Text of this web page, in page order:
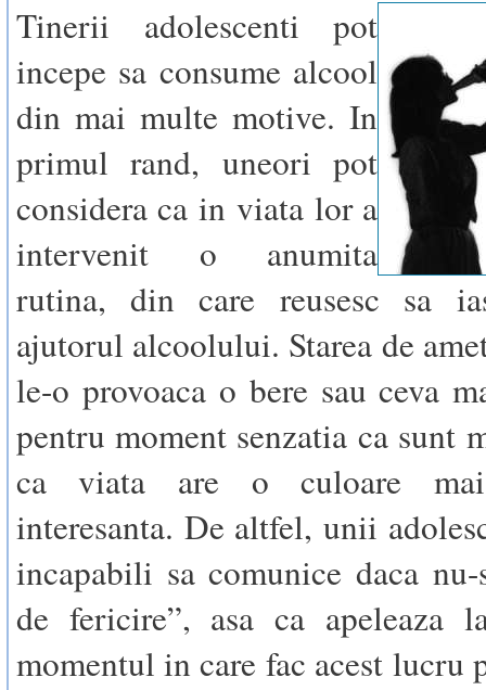
Tinerii adolescenti pot
incepe sa consume alcool
din mai multe motive. In
primul rand, uneori pot
considera ca in viata lor a
intervenit o anumita
rutina, din care reusesc sa
ajutorul alcoolului. Starea de
le-o provoaca o bere sau ceva
pentru moment senzatia ca sunt
ca viata are o culoare
interesanta. De altfel, unii
incapabili sa comunice daca
de fericire”, asa ca apeleaza
momentul in care fac acest lucru